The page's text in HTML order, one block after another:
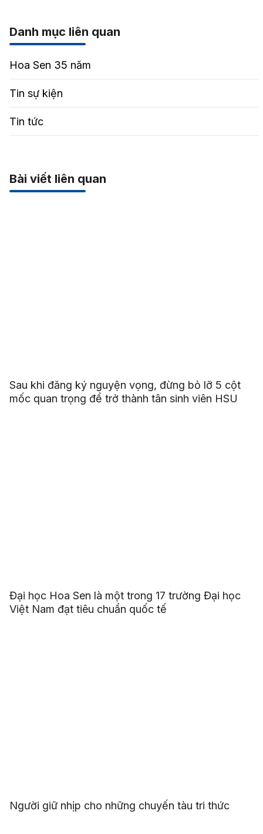
Danh mục liên quan
Hoa Sen 35 năm
Tin sự kiện
Tin tức
Bài viết liên quan
Sau khi đăng ký nguyện vọng, đừng bỏ lỡ 5 cột
mốc quan trọng để trở thành tân sinh viên HSU
Đại học Hoa Sen là một trong 17 trường Đại học
Việt Nam đạt tiêu chuẩn quốc tế
Người giữ nhịp cho những chuyến tàu tri thức